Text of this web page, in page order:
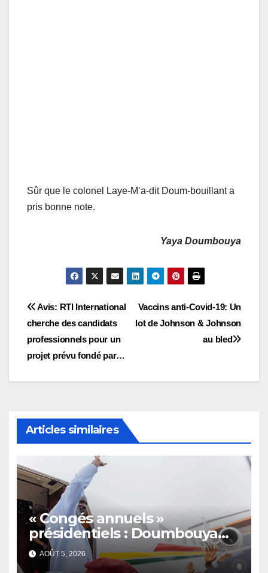
Sûr que le colonel Laye-M’a-dit Doum-bouillant a
pris bonne note.
Yaya Doumbouya
Navigation
de
l’article
Vaccins anti-Covid-19: Un
lot de Johnson & Johnson
au bled
Avis: RTI International
cherche des candidats
professionnels pour un
projet prévu fondé par…
Articles similaires
« Congés annuels »
présidentiels : Doumbouya
s’envole, l’opposition s’agite,
l’armée rassure
AOÛT 5, 2026